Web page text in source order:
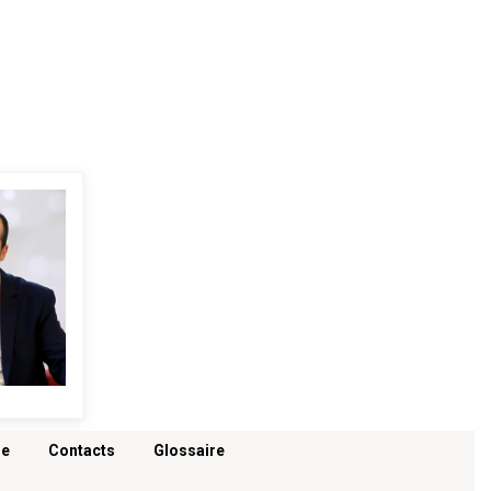
Contacts Glossaire